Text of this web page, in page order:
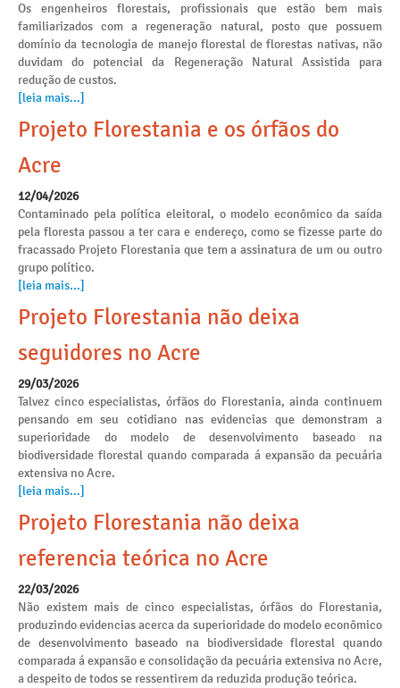
Os engenheiros florestais, profissionais que estão bem mais
familiarizados com a regeneração natural, posto que possuem
domínio da tecnologia de manejo florestal de florestas nativas, não
duvidam do potencial da Regeneração Natural Assistida para
redução de custos.
[leia mais...]
Projeto Florestania e os órfãos do
Acre
12/04/2026
Contaminado pela política eleitoral, o modelo econômico da saída
pela floresta passou a ter cara e endereço, como se fizesse parte do
fracassado Projeto Florestania que tem a assinatura de um ou outro
grupo político.
[leia mais...]
Projeto Florestania não deixa
seguidores no Acre
29/03/2026
Talvez cinco especialistas, órfãos do Florestania, ainda continuem
pensando em seu cotidiano nas evidencias que demonstram a
superioridade do modelo de desenvolvimento baseado na
biodiversidade florestal quando comparada á expansão da pecuária
extensiva no Acre.
[leia mais...]
Projeto Florestania não deixa
referencia teórica no Acre
22/03/2026
Não existem mais de cinco especialistas, órfãos do Florestania,
produzindo evidencias acerca da superioridade do modelo econômico
de desenvolvimento baseado na biodiversidade florestal quando
comparada á expansão e consolidação da pecuária extensiva no Acre,
a despeito de todos se ressentirem da reduzida produção teórica.